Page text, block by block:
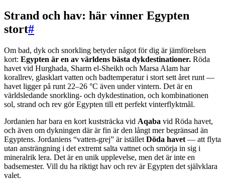
Strand och hav: här vinner Egypten
stort#
Om bad, dyk och snorkling betyder något för dig är jämförelsen
kort: Egypten är en av världens bästa dykdestinationer. Röda
havet vid Hurghada, Sharm el-Sheikh och Marsa Alam har
korallrev, glasklart vatten och badtemperatur i stort sett året runt —
havet ligger på runt 22–26 °C även under vintern. Det är en
världsledande snorkling- och dykdestination, och kombinationen
sol, strand och rev gör Egypten till ett perfekt vinterflyktmål.
Jordanien har bara en kort kuststräcka vid Aqaba vid Röda havet,
och även om dykningen där är fin är den långt mer begränsad än
Egyptens. Jordaniens “vatten-grej” är istället Döda havet — att flyta
utan ansträngning i det extremt salta vattnet och smörja in sig i
mineralrik lera. Det är en unik upplevelse, men det är inte en
badsemester. Vill du ha riktigt hav och rev är Egypten det självklara
valet.